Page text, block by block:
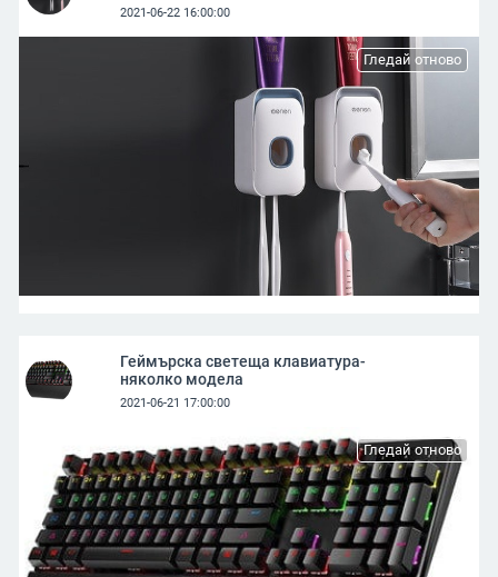
2021-06-22 16:00:00
Гледай отново
Геймърска светеща клавиатура-
няколко модела
2021-06-21 17:00:00
Гледай отново